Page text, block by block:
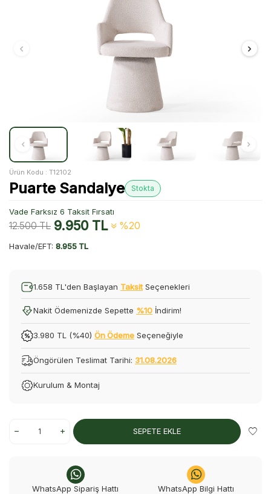
Ürün Kodu : T12102
Puarte Sandalye Stokta
Vade Farksız 6 Taksit Fırsatı
12.500TL 9.950TL %20
Havale/EFT: 8.955 TL
1.658 TL'den Başlayan Taksit Seçenekleri
Nakit Ödemenizde Sepette %10 İndirim!
3.980 TL (%40) Ön Ödeme Seçeneğiyle
Öngörülen Teslimat Tarihi: 31.08.2026
Kurulum & Montaj
SEPETE EKLE
WhatsApp Sipariş Hattı WhatsApp Bilgi Hattı